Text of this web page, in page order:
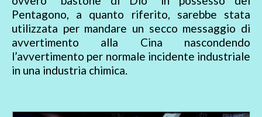
Pentagono, a quanto riferito, sarebbe stata
utilizzata per mandare un secco messaggio di
avvertimento alla Cina nascondendo
l’avvertimento per normale incidente industriale
in una industria chimica.